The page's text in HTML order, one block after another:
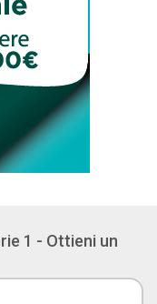
1 - Ottieni un